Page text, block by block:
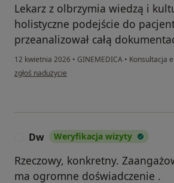
Lekarz z olbrzymia wiedzą i
holistyczne podejście do
przeanalizował całą
12 kwietnia 2026 • GINEMEDICA • Konsultacja
w opinii użytkownika P.
zgłoś nadużycie
Dw Weryfikacja wizyty
Rzeczowy, konkretny.
ma ogromne doświadczenie .